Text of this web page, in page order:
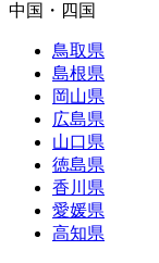
中国・四国
鳥取県
島根県
岡山県
広島県
山口県
徳島県
香川県
愛媛県
高知県